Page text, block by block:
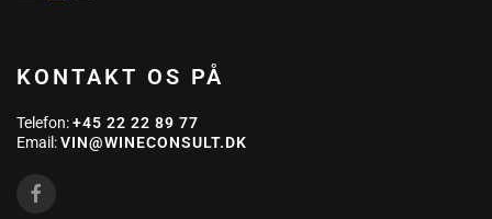
KONTAKT OS PÅ
Telefon:+45 22 22 89 77
Email:VIN@WINECONSULT.DK